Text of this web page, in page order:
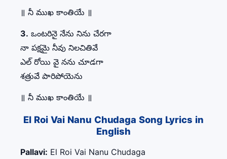
॥ నీ ముఖ కాంతియే ॥
3. ఒంటరినై నేను నిను చేరగా
నా పక్షమై నీవు నిలచితివే
ఎల్ రోయి వై నను చూడగా
శత్రువే పారిపోయెను
॥ నీ ముఖ కాంతియే ॥
El Roi Vai Nanu Chudaga Song Lyrics in
English
Pallavi: El Roi Vai Nanu Chudaga